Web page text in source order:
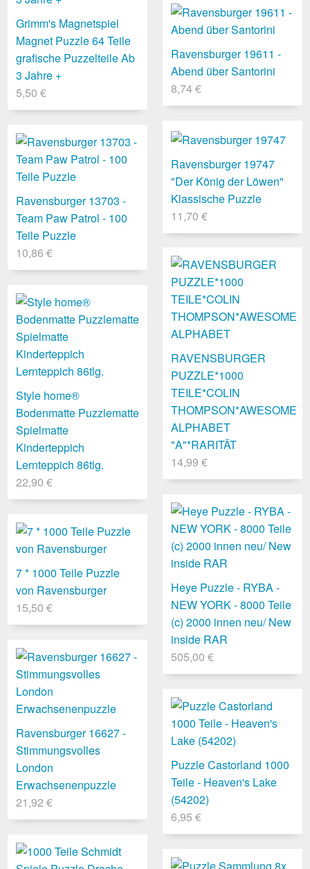
Grimm's Magnetspiel
Magnet Puzzle 64 Teile
grafische Puzzelteile Ab
3 Jahre +
5,50 €
Ravensburger 19611 -
Abend über Santorini
8,74 €
Ravensburger 19747
"Der König der Löwen"
Klassische Puzzle
11,70 €
Ravensburger 13703 -
Team Paw Patrol - 100
Teile Puzzle
10,86 €
RAVENSBURGER
PUZZLE*1000
TEILE*COLIN
THOMPSON*AWESOME
ALPHABET
"A"*RARITÄT
14,99 €
Style home®
Bodenmatte Puzzlematte
Spielmatte
Kinderteppich
Lernteppich 86tlg.
22,90 €
Heye Puzzle - RYBA -
NEW YORK - 8000 Teile
(c) 2000 innen neu/ New
inside RAR
505,00 €
7 * 1000 Teile Puzzle
von Ravensburger
15,50 €
Ravensburger 16627 -
Stimmungsvolles
London
Erwachsenenpuzzle
21,92 €
Puzzle Castorland 1000
Teile - Heaven's Lake
(54202)
6,95 €